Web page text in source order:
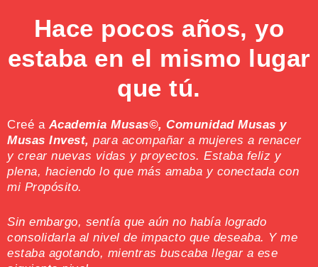
Hace pocos años, yo
estaba en el mismo lugar
que tú.
Creé a Academia Musas©, Comunidad Musas y
Musas Invest, para acompañar a mujeres a renacer
y crear nuevas vidas y proyectos. Estaba feliz y
plena, haciendo lo que más amaba y conectada con
mi Propósito.
Sin embargo, sentía que aún no había logrado
consolidarla al nivel de impacto que deseaba. Y me
estaba agotando, mientras buscaba llegar a ese